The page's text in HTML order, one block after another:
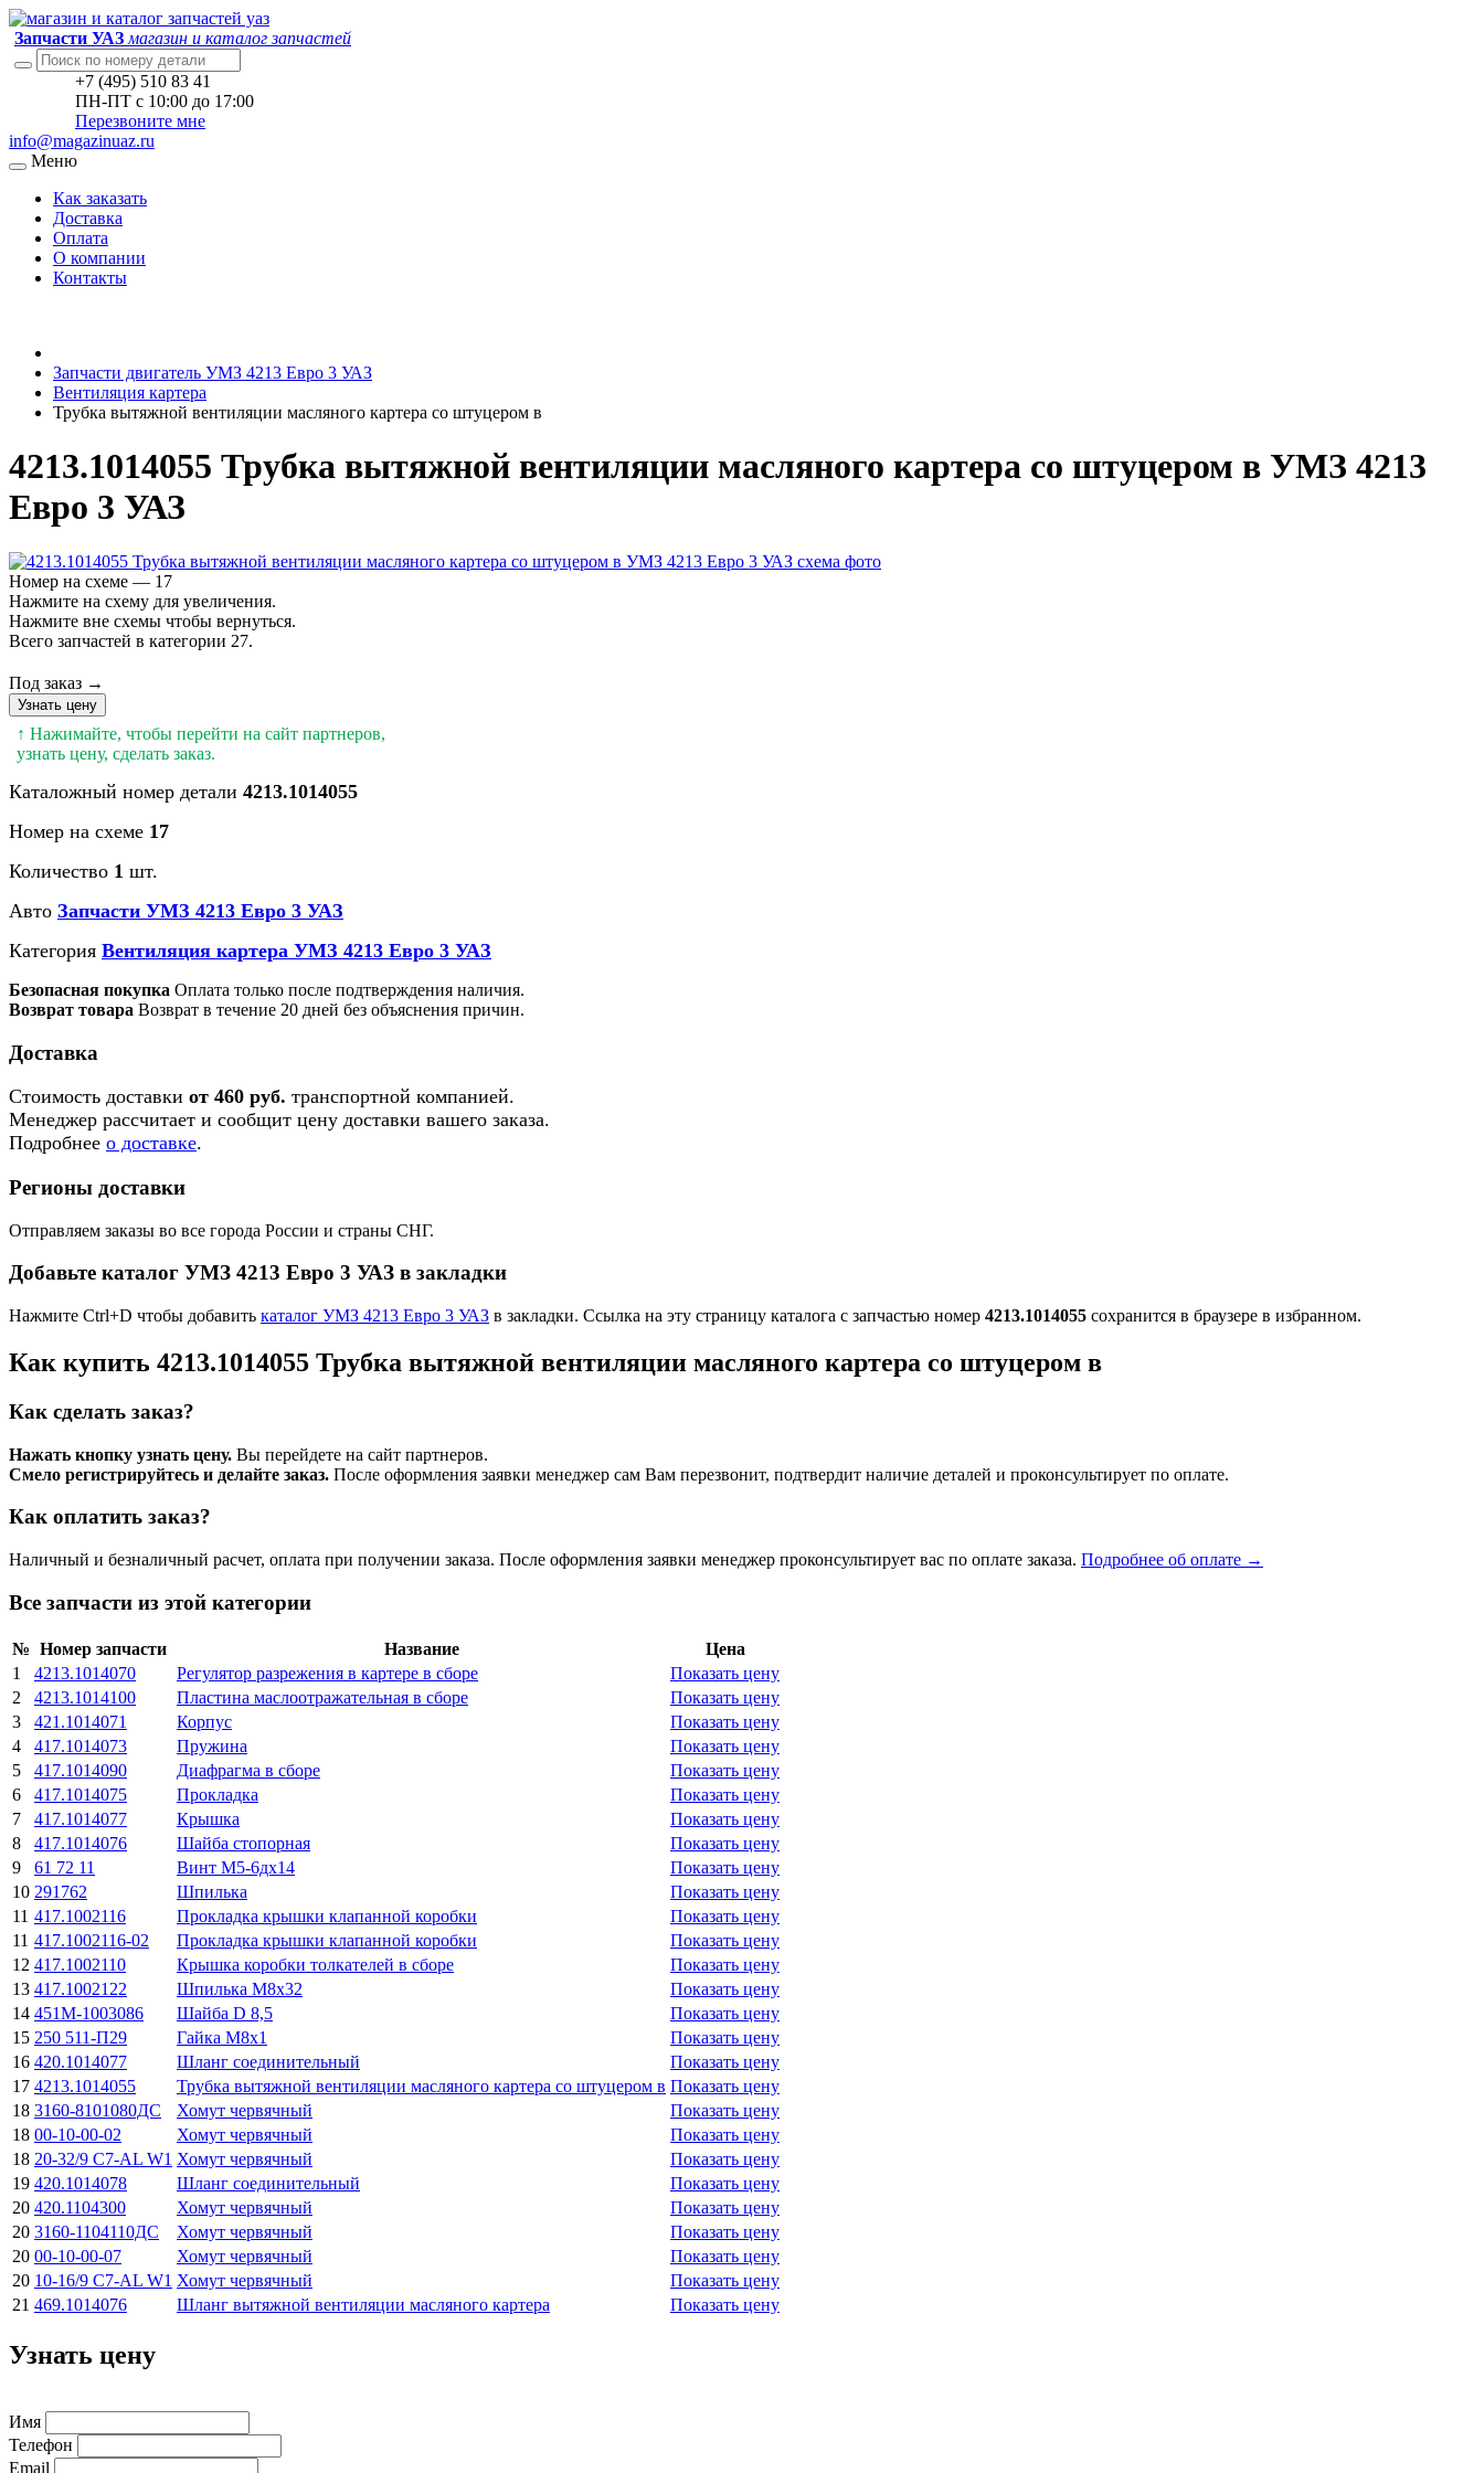
Запчасти УАЗ магазин и каталог запчастей
+7 (495) 510 83 41
ПН-ПТ с 10:00 до 17:00
Перезвоните мне
info@magazinuaz.ru
Меню
Как заказать
Доставка
Оплата
О компании
Контакты
Запчасти двигатель УМЗ 4213 Евро 3 УАЗ
Вентиляция картера
Трубка вытяжной вентиляции масляного картера со штуцером в
4213.1014055 Трубка вытяжной вентиляции масляного картера со штуцером в УМЗ 4213
Евро 3 УАЗ
Номер на схеме — 17
Нажмите на схему для увеличения.
Нажмите вне схемы чтобы вернуться.
Всего запчастей в категории 27.
Под заказ →
Узнать цену
↑ Нажимайте, чтобы перейти на сайт партнеров,
узнать цену, сделать заказ.
Каталожный номер детали 4213.1014055
Номер на схеме 17
Количество 1 шт.
Авто Запчасти УМЗ 4213 Евро 3 УАЗ
Категория Вентиляция картера УМЗ 4213 Евро 3 УАЗ
Безопасная покупка Оплата только после подтверждения наличия.
Возврат товара Возврат в течение 20 дней без объяснения причин.
Доставка
Стоимость доставки от 460 руб. транспортной компанией.
Менеджер рассчитает и сообщит цену доставки вашего заказа.
Подробнее о доставке.
Регионы доставки
Отправляем заказы во все города России и страны СНГ.
Добавьте каталог УМЗ 4213 Евро 3 УАЗ в закладки
Нажмите Ctrl+D чтобы добавить каталог УМЗ 4213 Евро 3 УАЗ в закладки. Ссылка на эту страницу каталога с запчастью номер 4213.1014055 сохранится в браузере в избранном.
Как купить 4213.1014055 Трубка вытяжной вентиляции масляного картера со штуцером в
Как сделать заказ?
Нажать кнопку узнать цену. Вы перейдете на сайт партнеров.
Смело регистрируйтесь и делайте заказ. После оформления заявки менеджер сам Вам перезвонит, подтвердит наличие деталей и проконсультирует по оплате.
Как оплатить заказ?
Наличный и безналичный расчет, оплата при получении заказа. После оформления заявки менеджер проконсультирует вас по оплате заказа. Подробнее об оплате →
Все запчасти из этой категории
№ Номер запчасти Название
Цена
1
4213.1014070 Регулятор разрежения в картере в сборе
Показать цену
2
4213.1014100 Пластина маслоотражательная в сборе
Показать цену
3
421.1014071 Корпус
Показать цену
4
417.1014073 Пружина
Показать цену
5
417.1014090 Диафрагма в сборе
Показать цену
6
417.1014075 Прокладка
Показать цену
7
417.1014077 Крышка
Показать цену
8
417.1014076 Шайба стопорная
Показать цену
9
61 72 11 Винт М5-6дх14
Показать цену
10 291762 Шпилька
Показать цену
11 417.1002116 Прокладка крышки клапанной коробки
Показать цену
11 417.1002116-02 Прокладка крышки клапанной коробки
Показать цену
12 417.1002110 Крышка коробки толкателей в сборе
Показать цену
13 417.1002122 Шпилька М8х32
Показать цену
14 451М-1003086 Шайба D 8,5
Показать цену
15 250 511-П29 Гайка М8х1
Показать цену
16 420.1014077 Шланг соединительный
Показать цену
17 4213.1014055 Трубка вытяжной вентиляции масляного картера со штуцером в Показать цену
18 3160-8101080ДС Хомут червячный
Показать цену
18 00-10-00-02 Хомут червячный
Показать цену
18 20-32/9 C7-AL W1 Хомут червячный
Показать цену
19 420.1014078 Шланг соединительный
Показать цену
20 420.1104300 Хомут червячный
Показать цену
20 3160-1104110ДС Хомут червячный
Показать цену
20 00-10-00-07 Хомут червячный
Показать цену
20 10-16/9 C7-AL W1 Хомут червячный
Показать цену
21 469.1014076 Шланг вытяжной вентиляции масляного картера Показать цену
Узнать цену
Имя
Телефон
Email